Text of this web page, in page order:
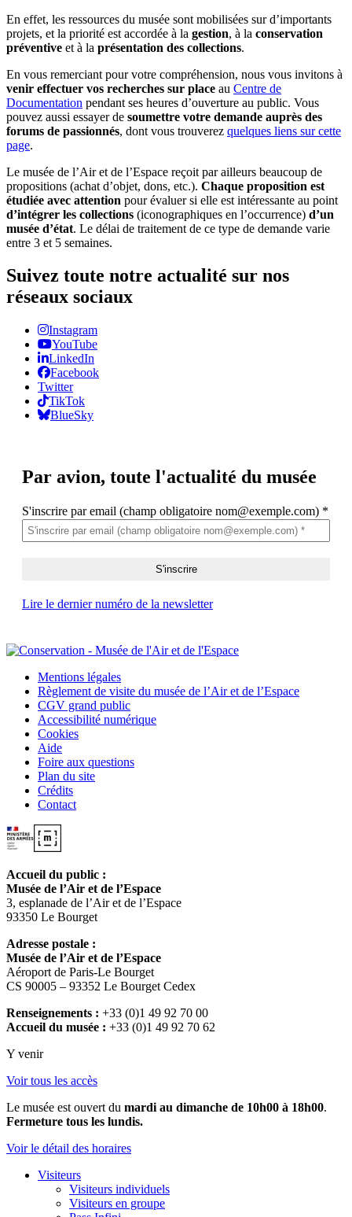
En effet, les ressources du musée sont mobilisées sur d’importants
projets, et la priorité est accordée à la gestion, à la conservation
préventive et à la présentation des collections.
En vous remerciant pour votre compréhension, nous vous invitons à
venir effectuer vos recherches sur place au Centre de
Documentation pendant ses heures d’ouverture au public. Vous
pouvez aussi essayer de soumettre votre demande auprès des
forums de passionnés, dont vous trouverez quelques liens sur cette
page.
Le musée de l’Air et de l’Espace reçoit par ailleurs beaucoup de
propositions (achat d’objet, dons, etc.). Chaque proposition est
étudiée avec attention pour évaluer si elle est intéressante au point
d’intégrer les collections (iconographiques en l’occurrence) d’un
musée d’état. Le délai de traitement de ce type de demande varie
entre 3 et 5 semaines.
Suivez toute notre actualité sur nos
réseaux sociaux
Instagram
YouTube
LinkedIn
Facebook
Twitter
TikTok
BlueSky
Par avion, toute l'actualité du musée
S'inscrire par email (champ obligatoire nom@exemple.com) *
Lire le dernier numéro de la newsletter
Mentions légales
Règlement de visite du musée de l’Air et de l’Espace
CGV grand public
Accessibilité numérique
Cookies
Aide
Foire aux questions
Plan du site
Crédits
Contact
Accueil du public :
Musée de l’Air et de l’Espace
3, esplanade de l’Air et de l’Espace
93350 Le Bourget
Adresse postale :
Musée de l’Air et de l’Espace
Aéroport de Paris-Le Bourget
CS 90005 – 93352 Le Bourget Cedex
Renseignements : +33 (0)1 49 92 70 00
Accueil du musée : +33 (0)1 49 92 70 62
Y venir
Voir tous les accès
Le musée est ouvert du mardi au dimanche de 10h00 à 18h00.
Fermeture tous les lundis.
Voir le détail des horaires
Visiteurs
Visiteurs individuels
Visiteurs en groupe